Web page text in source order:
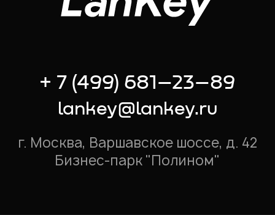
г. Москва, Варшавское шоссе, д. 42
Бизнес-парк "Полином"
+ 7 (499) 681–23–89
lankey@lankey.ru